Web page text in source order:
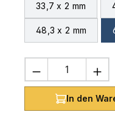
33,7 x 2 mm
48,3 x 2 mm
Produkt
In den